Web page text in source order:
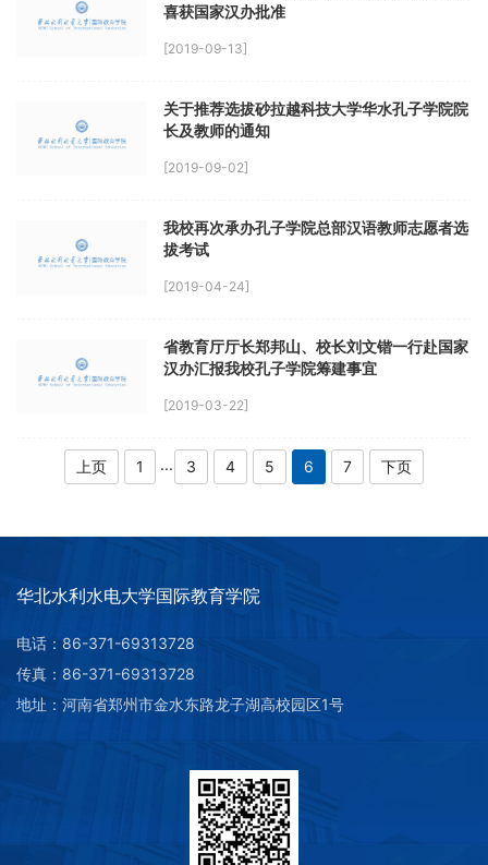
喜获国家汉办批准
[2019-09-13]
关于推荐选拔砂拉越科技大学华水孔子学院院
长及教师的通知
[2019-09-02]
我校再次承办孔子学院总部汉语教师志愿者选
拔考试
[2019-04-24]
省教育厅厅长郑邦山、校长刘文锴一行赴国家
汉办汇报我校孔子学院筹建事宜
[2019-03-22]
上页 1 ... 3 4 5 6 7 下页
华北水利水电大学国际教育学院
电话：86-371-69313728
传真：86-371-69313728
地址：河南省郑州市金水东路龙子湖高校园区1号